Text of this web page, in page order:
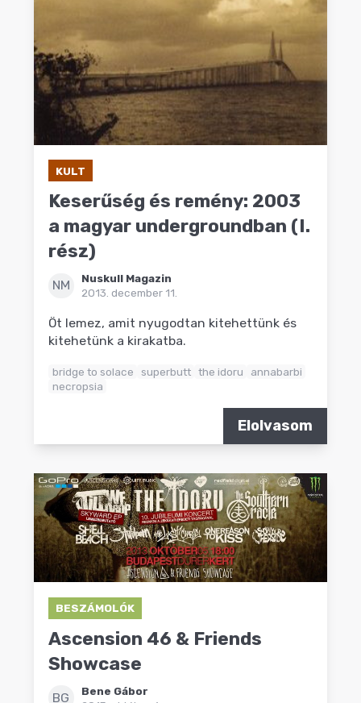
KULT
Keserűség és remény: 2003
a magyar undergroundban (I.
rész)
NM
Nuskull Magazin
2013. december 11.
Öt lemez, amit nyugodtan kitehettünk és
kitehetünk a kirakatba.
bridge to solace superbutt the idoru
annabarbi
necropsia
Elolvasom
BESZÁMOLÓK
Ascension 46 & Friends
Showcase
BG
Bene Gábor